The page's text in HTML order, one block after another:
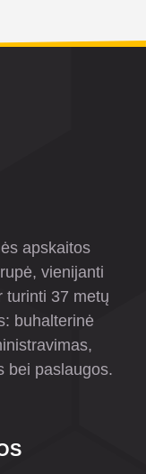
apskaitos
vienijanti
turinti 37 metų
buhalterinė
bei paslaugos.